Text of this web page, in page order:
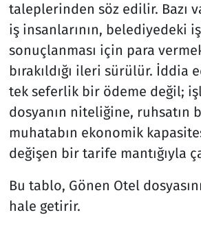
taleplerinden söz edilir. Bazı
iş insanlarının, belediyedeki
sonuçlanması için para
bırakıldığı ileri sürülür. İddia
tek seferlik bir ödeme değil;
dosyanın niteliğine, ruhsatın
muhatabın ekonomik
değişen bir tarife mantığıyla
Bu tablo, Gönen Otel
hale getirir.